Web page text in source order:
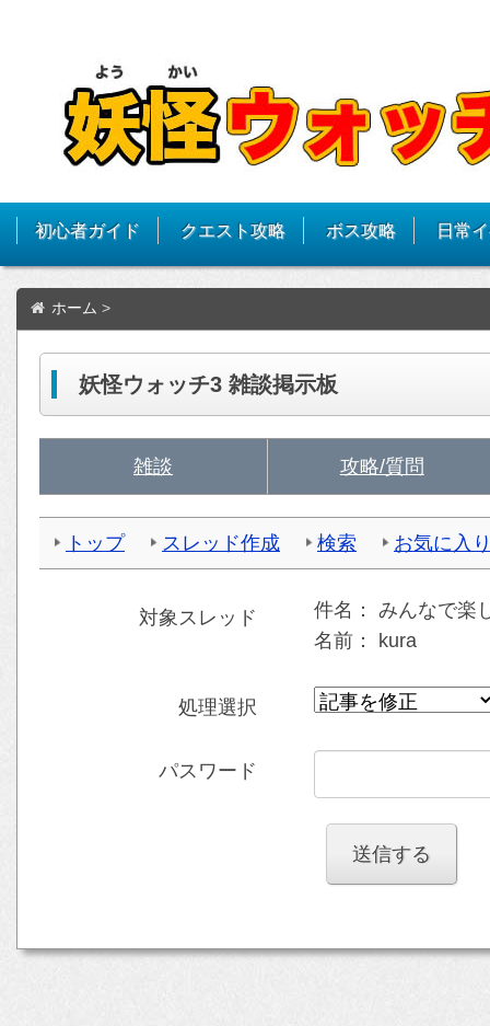
初心者ガイド クエスト攻略 ボス攻略 日常
ホーム >
妖怪ウォッチ3 雑談掲示板
雑談 攻略/質問
トップ スレッド作成 検索 お気に入
対象スレッド 件名：みんなで楽
名前： kura
処理選択
パスワード